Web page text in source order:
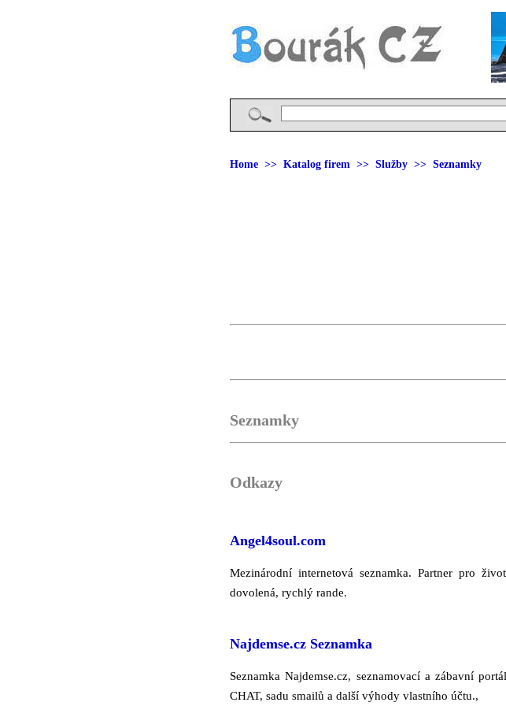
Home >> Katalog firem >> Služby >> Seznamky
Seznamky
Odkazy
Angel4soul.com
Mezinárodní internetová seznamka. Partner pro
dovolená, rychlý rande.
Najdemse.cz Seznamka
Seznamka Najdemse.cz, seznamovací a zábavní
CHAT, sadu smailů a další výhody vlastního účtu.,